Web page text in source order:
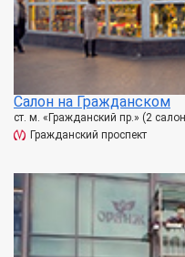
Салон на Гражданском
ст. м. «Гражданский пр.» (2
Гражданский проспект